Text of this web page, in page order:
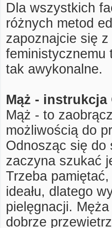
Dla wszystkich
różnych metod
zapoznajcie się
tak awykonalne.
Mąż - instrukcja
Mąż - to
możliwością do
Odnosząc się do
zaczyna szukać
Trzeba
ideału, dlatego
pielęgnacji.
dobrze